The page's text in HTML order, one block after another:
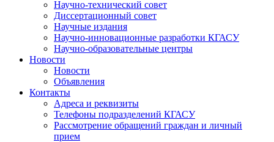
Научно-технический совет
Диссертационный совет
Научные издания
Научно-инновационные разработки КГАСУ
Научно-образовательные центры
Новости
Новости
Объявления
Контакты
Адреса и реквизиты
Телефоны подразделений КГАСУ
Рассмотрение обращений граждан и личный
прием